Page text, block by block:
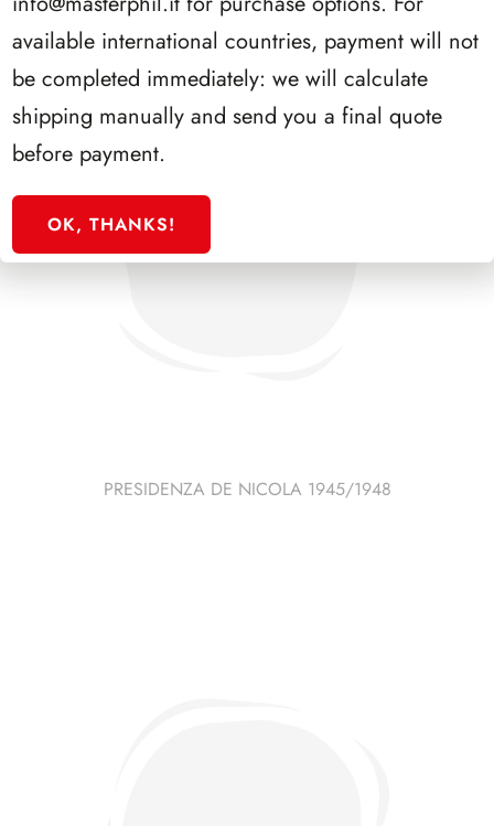
PRESIDENZA DE NICOLA 1945/1948
available international countries, payment will not
be completed immediately: we will calculate
shipping manually and send you a final quote
before payment.
OK, THANKS!